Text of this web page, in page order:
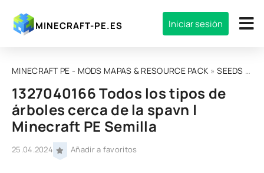
MINECRAFT-PE.ES Iniciar sesión
MINECRAFT PE - MODS MAPAS & RESOURCE PACK »SEEDS
1327040166 Todos los tipos de
árboles cerca de la spavn |
Minecraft PE Semilla
25.04.2024 Añadir a favoritos